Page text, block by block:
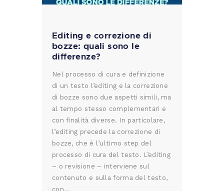
Editing e correzione di
bozze: quali sono le
differenze?
Nel processo di cura e definizione
di un testo l’editing e la correzione
di bozze sono due aspetti simili, ma
al tempo stesso complementari e
con finalità diverse. In particolare,
l’editing precede la correzione di
bozze, che è l’ultimo step del
processo di cura del testo. L’editing
– o revisione – interviene sul
contenuto e sulla forma del testo,
con…